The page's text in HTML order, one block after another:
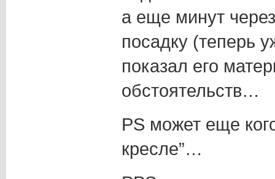
а еще минут
посадку (теперь
показал его
обстоятельств…
PS может еще
кресле”…